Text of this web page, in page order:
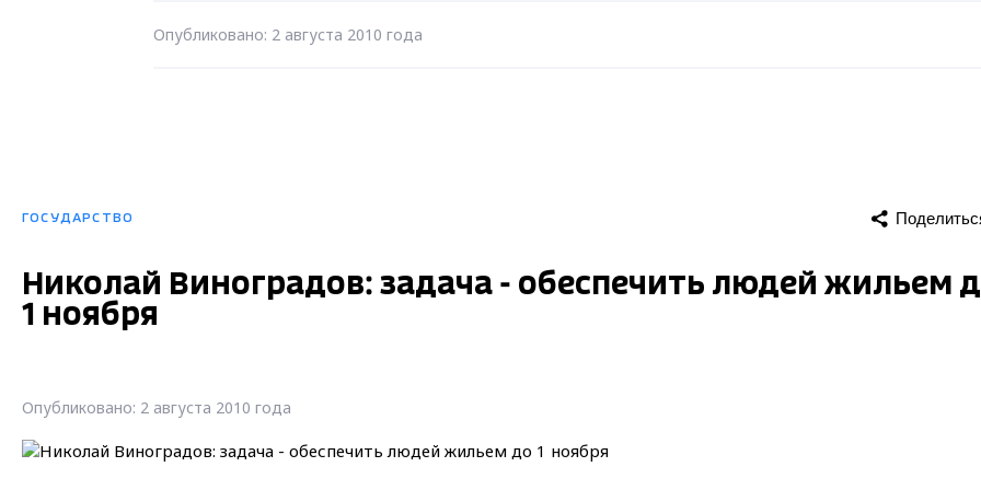
Опубликовано: 2 августа 2010 года
ГОСУДАРСТВО
Николай Виноградов: задача - обеспечить людей жильем
1 ноября
Опубликовано: 2 августа 2010 года